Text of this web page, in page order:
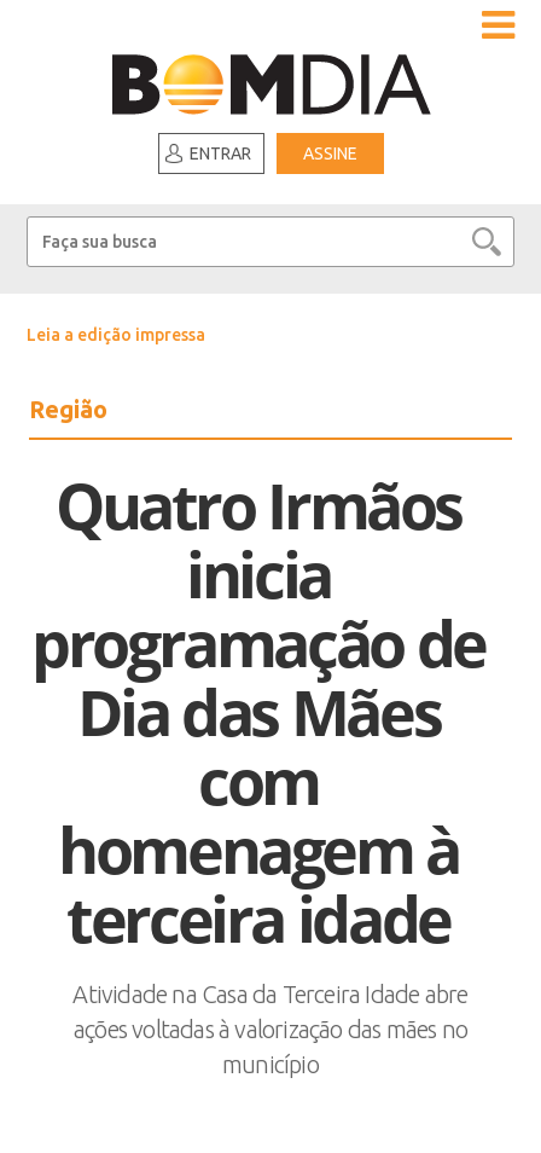
ENTRAR ASSINE
Leia a edição impressa
Região
Quatro Irmãos
inicia
programação de
Dia das Mães
com
homenagem à
terceira idade
Atividade na Casa da Terceira Idade abre
ações voltadas à valorização das mães no
município